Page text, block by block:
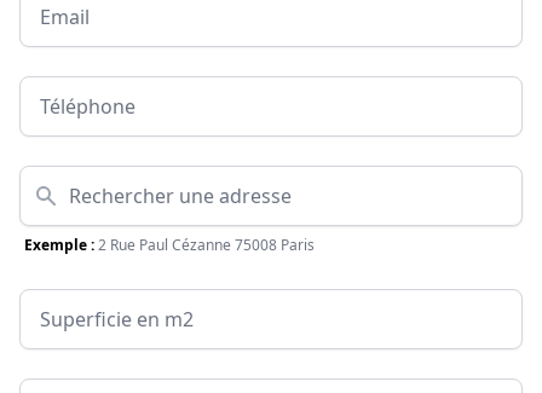
Téléphone
Adresse
Exemple :2 Rue Paul Cézanne 75008 Paris
Surface